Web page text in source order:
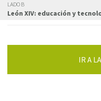
LADO B
León XIV: educación y
IR A